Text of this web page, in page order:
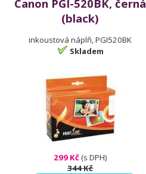
Canon PGI-520BK, černá
(black)
inkoustová náplň, PGI520BK
Skladem
299 Kč(s DPH)
344 Kč